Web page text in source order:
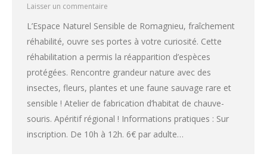
Laisser un commentaire
L’Espace Naturel Sensible de Romagnieu, fraîchement
réhabilité, ouvre ses portes à votre curiosité. Cette
réhabilitation a permis la réapparition d’espèces
protégées. Rencontre grandeur nature avec des
insectes, fleurs, plantes et une faune sauvage rare et
sensible ! Atelier de fabrication d’habitat de chauve-
souris. Apéritif régional ! Informations pratiques : Sur
inscription. De 10h à 12h. 6€ par adulte…